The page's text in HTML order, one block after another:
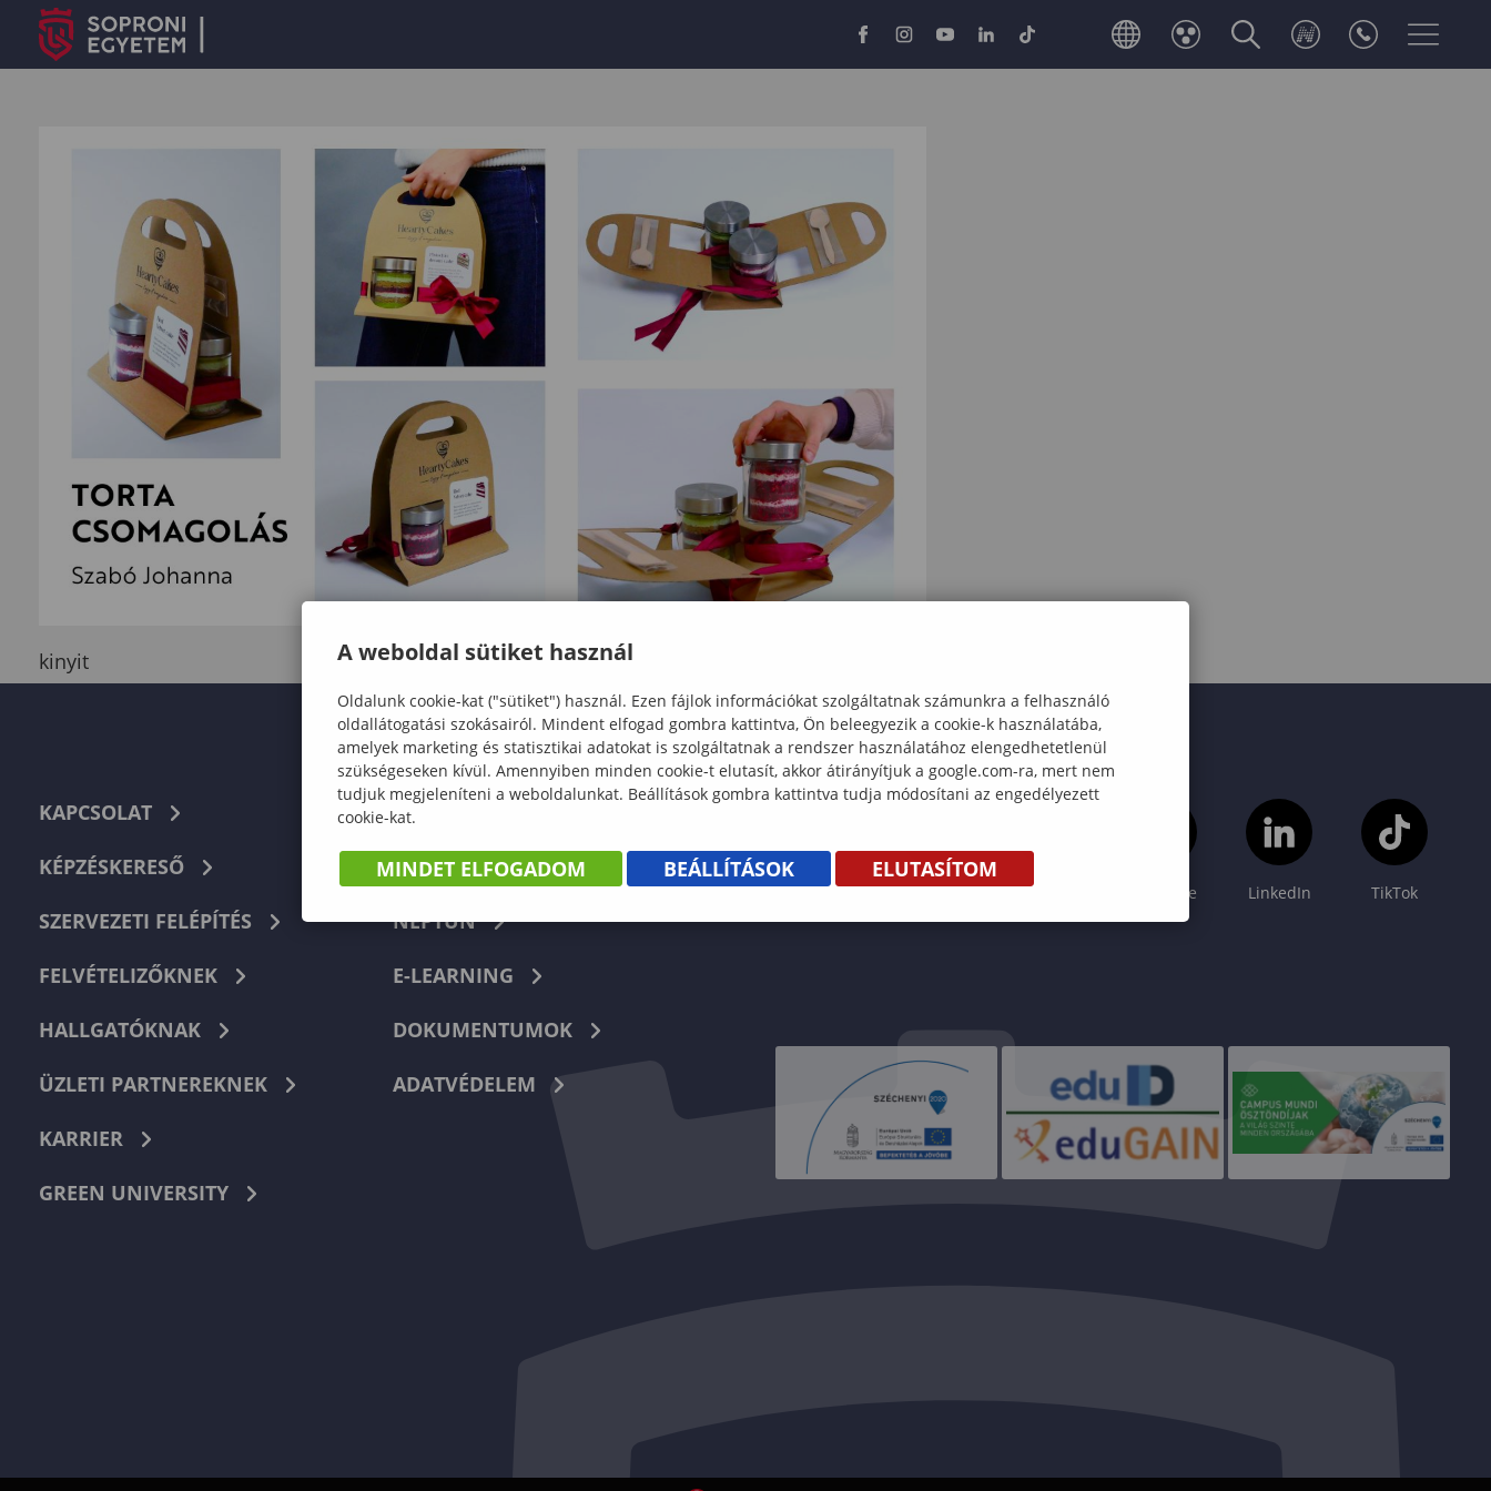
kinyit
KAPCSOLAT
KÉPZÉSKERESŐ
SZERVEZETI FELÉPÍTÉS
FELVÉTELIZŐKNEK
HALLGATÓKNAK
ÜZLETI PARTNEREKNEK
KARRIER
GREEN UNIVERSITY
TELEFONKÖNYV
HIBABEJELENTÉS
NEPTUN
E-LEARNING
DOKUMENTUMOK
ADATVÉDELEM
Facebook Instagram YouTube LinkedIn TikTok
A weboldal sütiket használ
Oldalunk cookie-kat ("sütiket") használ. Ezen fájlok információkat szolgáltatnak számunkra a felhasználó
oldallátogatási szokásairól. Mindent elfogad gombra kattintva, Ön beleegyezik a cookie-k használatába,
amelyek marketing és statisztikai adatokat is szolgáltatnak a rendszer használatához elengedhetetlenül
szükségeseken kívül. Amennyiben minden cookie-t elutasít, akkor átirányítjuk a google.com-ra, mert nem
tudjuk megjeleníteni a weboldalunkat. Beállítások gombra kattintva tudja módosítani az engedélyezett
cookie-kat.
MINDET ELFOGADOM BEÁLLÍTÁSOK ELUTASÍTOM